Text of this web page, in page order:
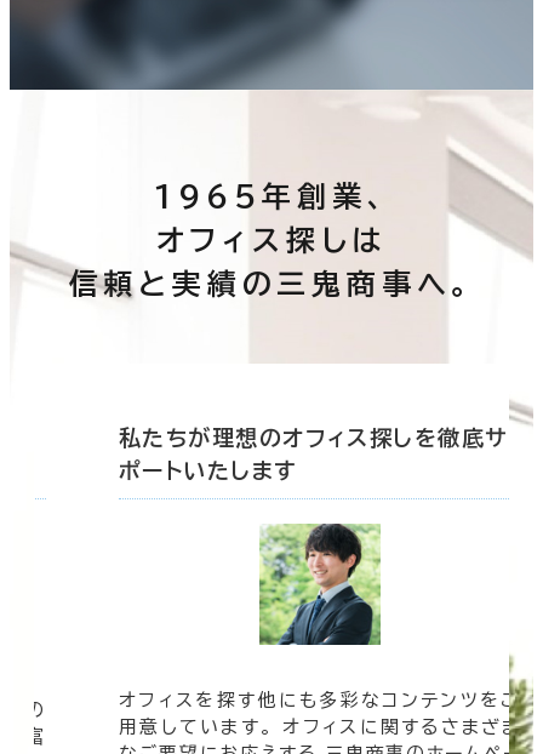
1965年創業、
オフィス探しは
信頼と実績の三鬼商事へ。
の
豊富
私たちが理想のオフィス探しを徹底サ
ポートいたします
オフィスを探す他にも多彩なコンテンツをご
用意しています。 オフィスに関するさまざま